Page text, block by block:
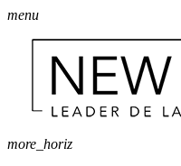
menu
more_horiz